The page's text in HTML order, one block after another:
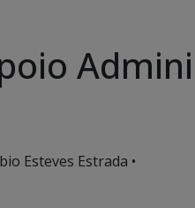
Esteves Estrada •